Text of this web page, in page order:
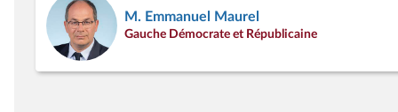
M. Emmanuel Maurel
Gauche Démocrate et Républicaine